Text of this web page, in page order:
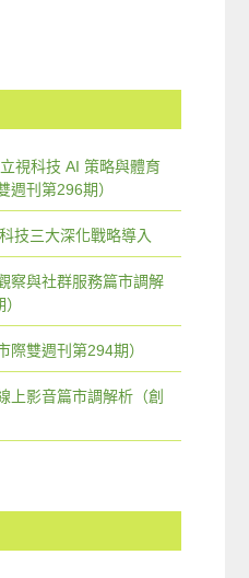
視科技 AI 策略與體育
週刊第296期）
技三大深化戰略導入
察與社群服務篇市調解
際雙週刊第294期）
上影音篇市調解析（創